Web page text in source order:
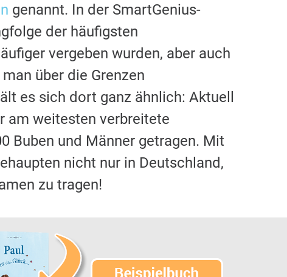
genannt. In der SmartGenius-
der häufigsten
vergeben wurden, aber auch
über die Grenzen
es sich dort ganz ähnlich: Aktuell
am weitesten verbreitete
Buben und Männer getragen. Mit
nicht nur in Deutschland,
zu tragen!